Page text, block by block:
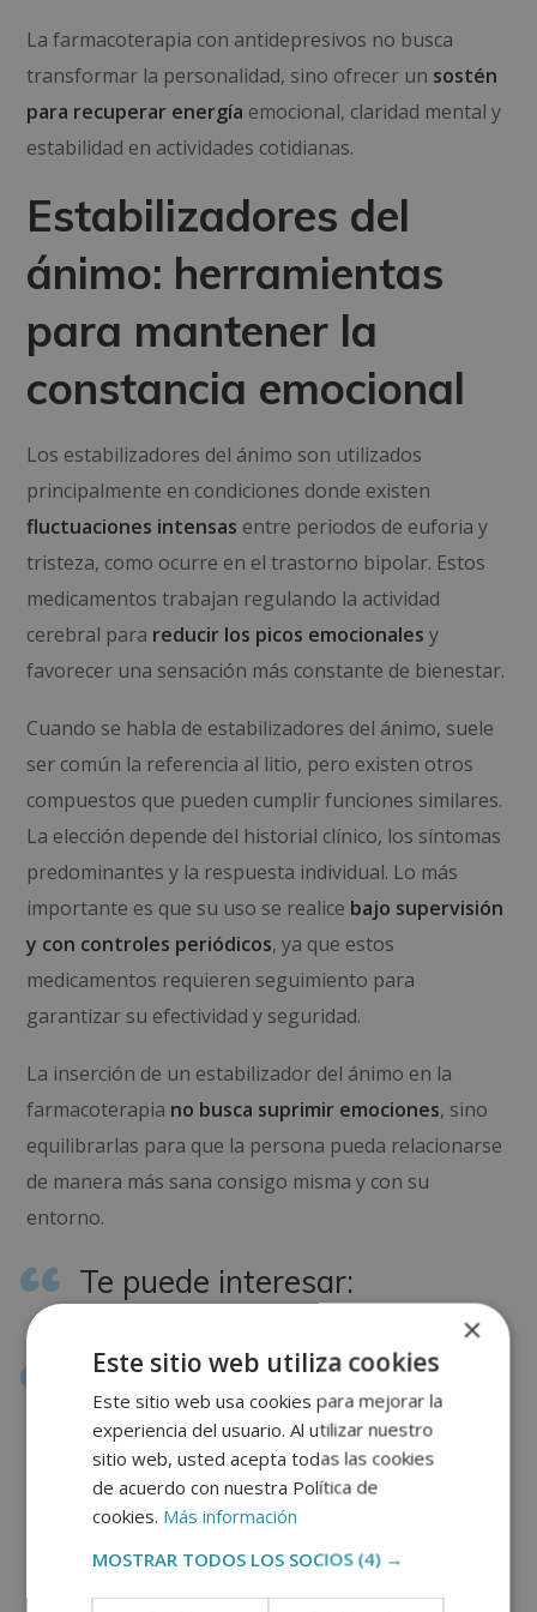
La farmacoterapia con antidepresivos no busca
transformar la personalidad, sino ofrecer un sostén
para recuperar energía emocional, claridad mental y
estabilidad en actividades cotidianas.
Estabilizadores del
ánimo: herramientas
para mantener la
constancia emocional
Los estabilizadores del ánimo son utilizados
principalmente en condiciones donde existen
fluctuaciones intensas entre periodos de euforia y
tristeza, como ocurre en el trastorno bipolar. Estos
medicamentos trabajan regulando la actividad
cerebral para reducir los picos emocionales y
favorecer una sensación más constante de bienestar.
Cuando se habla de estabilizadores del ánimo, suele
ser común la referencia al litio, pero existen otros
compuestos que pueden cumplir funciones similares.
La elección depende del historial clínico, los síntomas
predominantes y la respuesta individual. Lo más
importante es que su uso se realice bajo supervisión
y con controles periódicos, ya que estos
medicamentos requieren seguimiento para
garantizar su efectividad y seguridad.
La inserción de un estabilizador del ánimo en la
farmacoterapia no busca suprimir emociones, sino
equilibrarlas para que la persona pueda relacionarse
de manera más sana consigo misma y con su
entorno.
Te puede interesar:
¿Cuándo ir a terapia?
Aprende a reconocer las
señales y etapas del proceso
terapéutico
×
Este sitio web utiliza cookies
Este sitio web usa cookies para mejorar la
experiencia del usuario. Al utilizar nuestro
sitio web, usted acepta todas las cookies
de acuerdo con nuestra Política de
cookies. Más información
MOSTRAR TODOS LOS SOCIOS (4) →